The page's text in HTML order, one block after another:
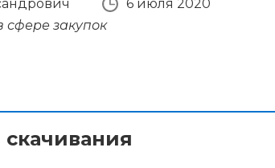
6 июля 2020
сфере закупок